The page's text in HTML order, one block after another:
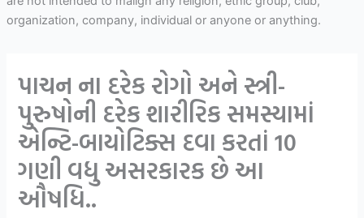
organization, company, individual or anyone or anything.
પાચન ના દરેક રોગો અને સ્ત્રી-
પુરુષોની દરેક શારીરિક સમસ્યામાં
એન્ટિ-બાયોટિક્સ દવા કરતાં 10
ગણી વધુ અસરકારક છે આ
ઔષધિ..